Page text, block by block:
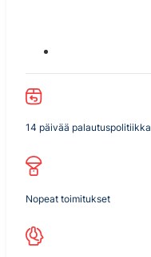
14 päivää palautuspolitiikka
Nopeat toimitukset